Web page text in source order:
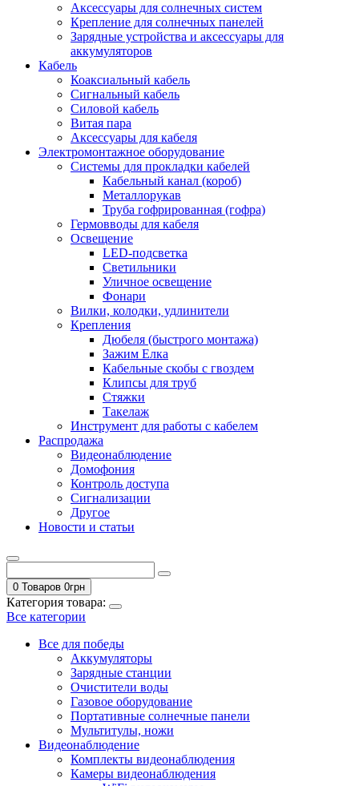
Аксессуары для солнечных систем
Крепление для солнечных панелей
Зарядные устройства и аксессуары для
аккумуляторов
Кабель
Коаксиальный кабель
Сигнальный кабель
Силовой кабель
Витая пара
Аксессуары для кабеля
Электромонтажное оборудование
Системы для прокладки кабелей
Кабельный канал (короб)
Металлорукав
Труба гофрированная (гофра)
Гермовводы для кабеля
Освещение
LED-подсветка
Светильники
Уличное освещение
Фонари
Вилки, колодки, удлинители
Крепления
Дюбеля (быстрого монтажа)
Зажим Елка
Кабельные скобы с гвоздем
Клипсы для труб
Стяжки
Такелаж
Инструмент для работы с кабелем
Распродажа
Видеонаблюдение
Домофония
Контроль доступа
Сигнализации
Другое
Новости и статьи
0 Товаров 0грн
Категория товара:
Все категории
Все для победы
Аккумуляторы
Зарядные станции
Очистители воды
Газовое оборудование
Портативные солнечные панели
Мультитулы, ножи
Видеонаблюдение
Комплекты видеонаблюдения
Камеры видеонаблюдения